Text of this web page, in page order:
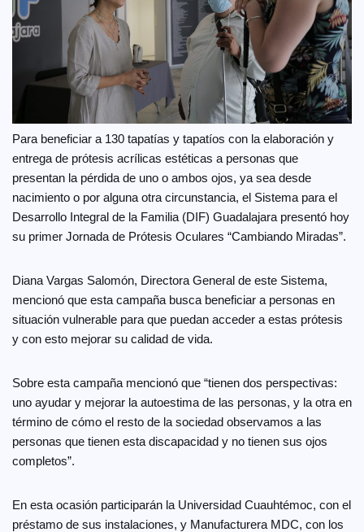
Para beneficiar a 130 tapatías y tapatíos con la elaboración y
entrega de prótesis acrílicas estéticas a personas que
presentan la pérdida de uno o ambos ojos, ya sea desde
nacimiento o por alguna otra circunstancia, el Sistema para el
Desarrollo Integral de la Familia (DIF) Guadalajara presentó hoy
su primer Jornada de Prótesis Oculares “Cambiando Miradas”.
Diana Vargas Salomón, Directora General de este Sistema,
mencionó que esta campaña busca beneficiar a personas en
situación vulnerable para que puedan acceder a estas prótesis
y con esto mejorar su calidad de vida.
Sobre esta campaña mencionó que “tienen dos perspectivas:
uno ayudar y mejorar la autoestima de las personas, y la otra en
término de cómo el resto de la sociedad observamos a las
personas que tienen esta discapacidad y no tienen sus ojos
completos”.
En esta ocasión participarán la Universidad Cuauhtémoc, con el
préstamo de sus instalaciones, y Manufacturera MDC, con los